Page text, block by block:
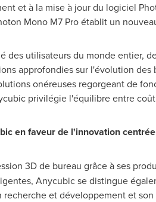
et à la mise à jour du logiciel
Mono M7 Pro établit un
des utilisateurs du monde entier,
approfondies sur l'évolution
onéreuses regorgeant de
privilégie l'équilibre entre
en faveur de l'innovation
3D de bureau grâce à ses
Anycubic se distingue
et développement et